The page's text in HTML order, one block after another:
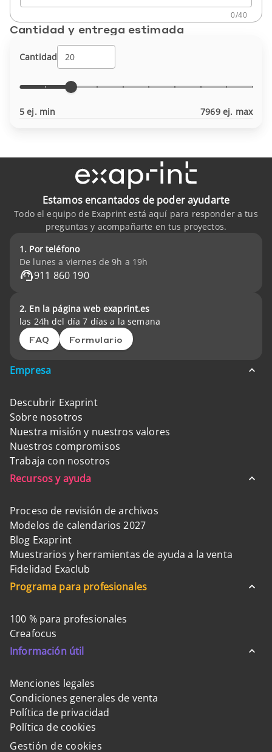
0/40
Cantidad y entrega estimada
Cantidad
5 ej. min 7969 ej. max
Estamos encantados de poder ayudarte
Todo el equipo de Exaprint está aquí para responder a tus
preguntas y acompañarte en tus proyectos.
1. Por teléfono
De lunes a viernes de 9h a 19h
911 860 190
2. En la página web exaprint.es
las 24h del día 7 días a la semana
FAQ Formulario
Empresa
Descubrir Exaprint
Sobre nosotros
Nuestra misión y nuestros valores
Nuestros compromisos
Trabaja con nosotros
Recursos y ayuda
Proceso de revisión de archivos
Modelos de calendarios 2027
Blog Exaprint
Muestrarios y herramientas de ayuda a la venta
Fidelidad Exaclub
Programa para profesionales
100 % para profesionales
Creafocus
Información útil
Menciones legales
Condiciones generales de venta
Política de privacidad
Política de cookies
Gestión de cookies